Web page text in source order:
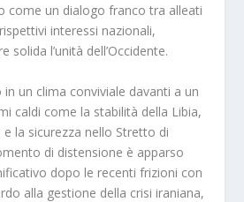
come un dialogo franco tra alleati
interessi nazionali,
solida l’unità dell’Occidente.
in un clima conviviale davanti a un
caldi come la stabilità della Libia,
la sicurezza nello Stretto di
di distensione è apparso
dopo le recenti frizioni con
alla gestione della crisi iraniana,